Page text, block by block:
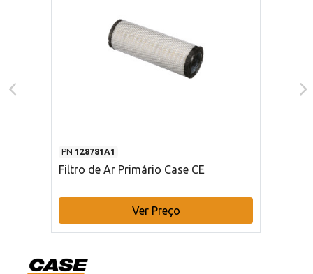
PN 128781A1
Filtro de Ar Primário Case CE
Ver Preço